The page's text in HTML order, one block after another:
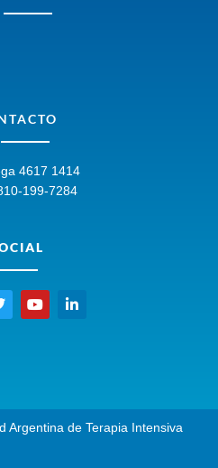
4617 1414
199-7284
Y
o
L
n
-
Argentina de Terapia Intensiva